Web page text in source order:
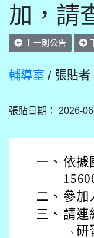
加，請
上一則公告
輔導室 / 張貼者
張貼日期： 2026-
一、 依據
二、 參加
三、 請連
→研